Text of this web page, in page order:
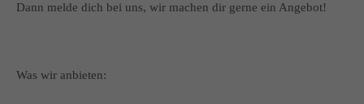
Dann melde dich bei uns, wir machen dir gerne ein Angebot!
Was wir anbieten: